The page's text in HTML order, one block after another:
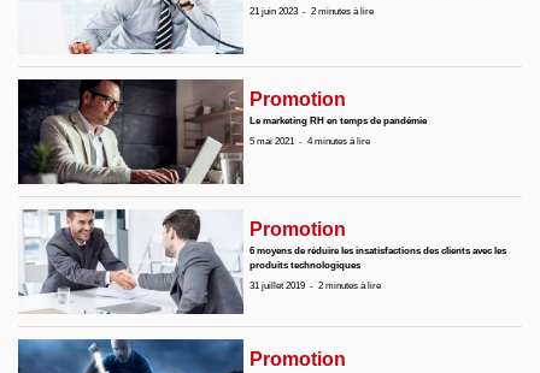
21 juin 2023 -2 minutes à lire
Promotion
Le marketing RH en temps de pandémie
5 mai 2021
-4 minutes à lire
Promotion
6 moyens de réduire les insatisfactions des clients avec les
produits technologiques
31 juillet 2019 -2 minutes à lire
Promotion